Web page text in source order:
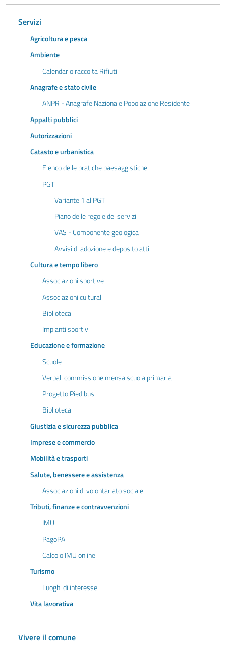
Servizi
Agricoltura e pesca
Ambiente
Calendario raccolta Rifiuti
Anagrafe e stato civile
ANPR - Anagrafe Nazionale Popolazione Residente
Appalti pubblici
Autorizzazioni
Catasto e urbanistica
Elenco delle pratiche paesaggistiche
PGT
Variante 1 al PGT
Piano delle regole dei servizi
VAS - Componente geologica
Avvisi di adozione e deposito atti
Cultura e tempo libero
Associazioni sportive
Associazioni culturali
Biblioteca
Impianti sportivi
Educazione e formazione
Scuole
Verbali commissione mensa scuola primaria
Progetto Piedibus
Biblioteca
Giustizia e sicurezza pubblica
Imprese e commercio
Mobilità e trasporti
Salute, benessere e assistenza
Associazioni di volontariato sociale
Tributi, finanze e contravvenzioni
IMU
PagoPA
Calcolo IMU online
Turismo
Luoghi di interesse
Vita lavorativa
Vivere il comune